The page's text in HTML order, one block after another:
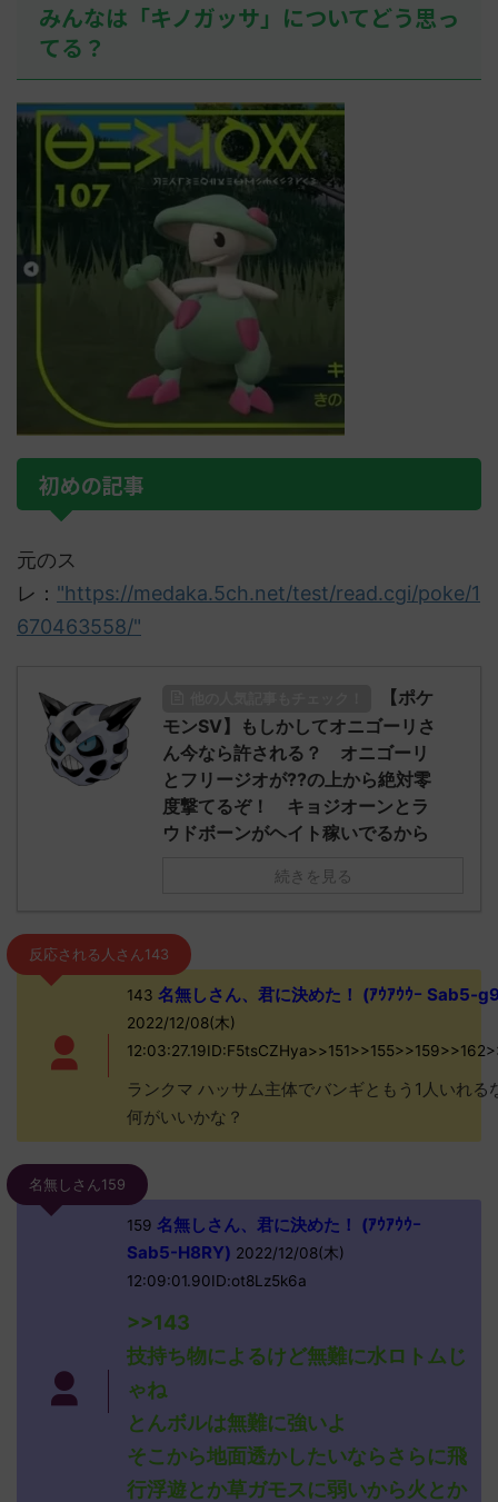
みんなは「キノガッサ」についてどう思っ
てる？
初めの記事
元のス
レ： "https://medaka.5ch.net/test/read.cgi/poke/1
670463558/"
【ポケ
モンSV】もしかしてオニゴーリさ
ん今なら許される？ オニゴーリ
とフリージオが??の上から絶対零
度撃てるぞ！ キョジオーンとラ
ウドボーンがヘイト稼いでるから
続きを見る
反応される人さん143
143 名無しさん、君に決めた！ (ｱｳｱｳｳｰ Sab5-
2022/12/08(木)
ランクマ ハッサム主体でバンギともう1人いれる
何がいいかな？
名無しさん159
159 名無しさん、君に決めた！ (ｱｳｱｳｳｰ
Sab5-H8RY) 2022/12/08(木)
12:09:01.90ID:ot8Lz5k6a
>>143
技持ち物によるけど無難に水ロトムじ
ゃね
とんボルは無難に強いよ
そこから地面透かしたいならさらに飛
行浮遊とか草ガモスに弱いから火とか